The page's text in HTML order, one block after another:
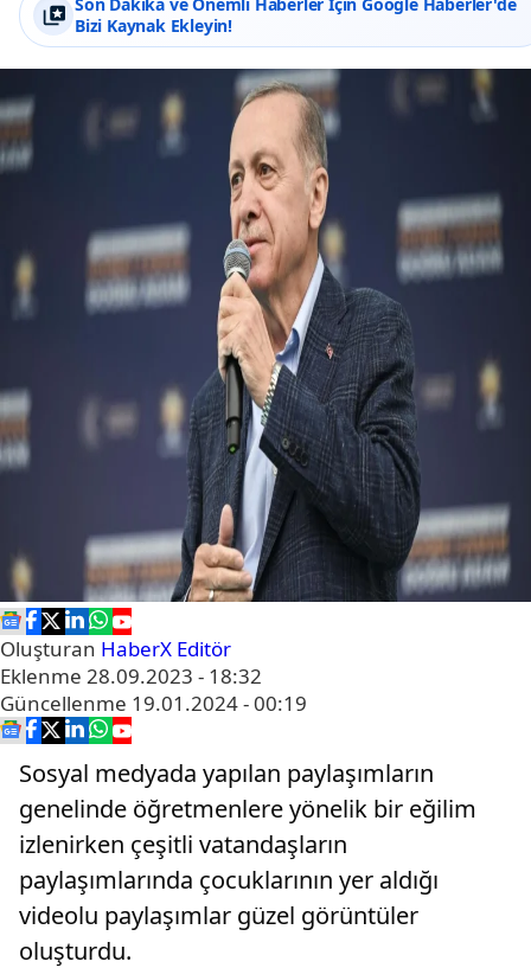
Bizi Kaynak Ekleyin!
Oluşturan HaberX Editör
Eklenme 28.09.2023 - 18:32
Güncellenme 19.01.2024 - 00:19
Sosyal medyada yapılan paylaşımların
genelinde öğretmenlere yönelik bir eğilim
izlenirken çeşitli vatandaşların
paylaşımlarında çocuklarının yer aldığı
videolu paylaşımlar güzel görüntüler
oluşturdu.